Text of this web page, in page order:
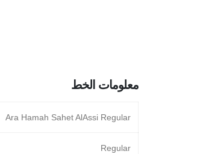
معلومات الخط
Ara Hamah Sahet AlAssi Regular
Regular